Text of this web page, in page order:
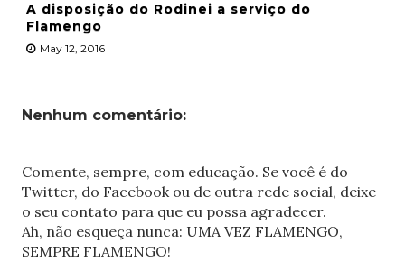
A disposição do Rodinei a serviço do
Flamengo
May 12, 2016
Nenhum comentário:
Comente, sempre, com educação. Se você é do
Twitter, do Facebook ou de outra rede social, deixe
o seu contato para que eu possa agradecer.
Ah, não esqueça nunca: UMA VEZ FLAMENGO,
SEMPRE FLAMENGO!